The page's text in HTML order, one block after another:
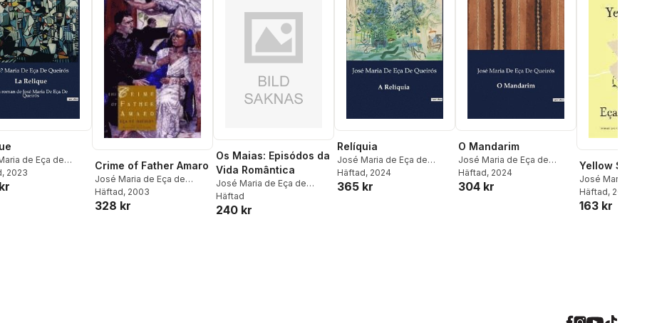
de Eça de
, 2023
Crime of Father Amaro
José Maria de Eça de
Queirós
Häftad, 2003
328 kr
Os Maias: Episódos da
Vida Romântica
José Maria de Eça de
Queirós
Häftad
240 kr
Relíquia
José Maria de Eça de
Queirós
Häftad, 2024
365 kr
O Mandarim
José Maria de Eça de
Queirós
Häftad, 2024
304 kr
Yellow Sofa
José Maria de
Queirós
Häftad, 2016
163 kr